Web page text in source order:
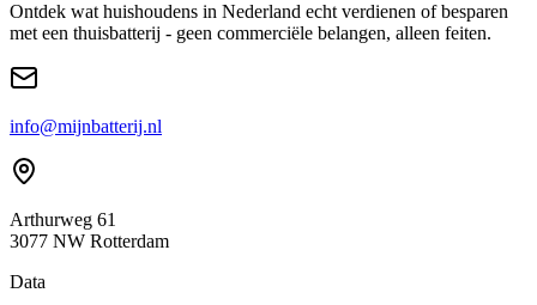
Ontdek wat huishoudens in Nederland echt verdienen of besparen
met een thuisbatterij - geen commerciële belangen, alleen feiten.
info@mijnbatterij.nl
Arthurweg 61
3077 NW Rotterdam
Data